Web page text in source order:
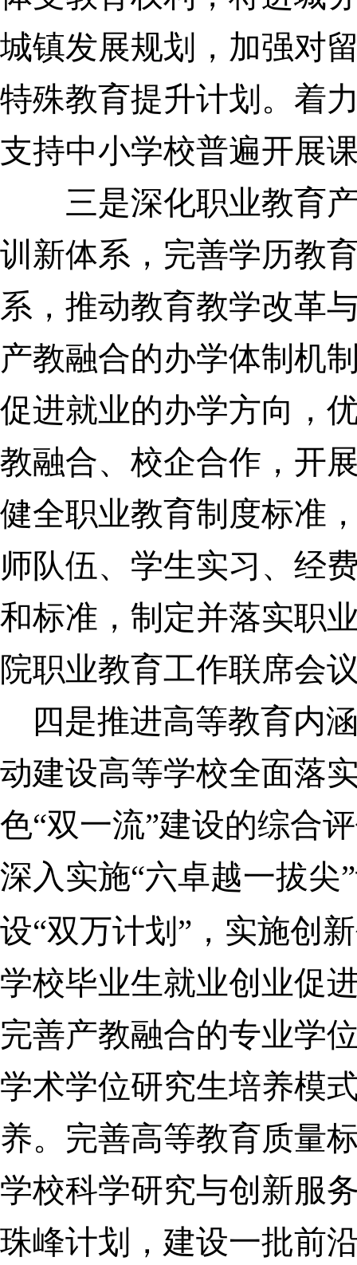
城镇发展规划，加强对
特殊教育提升计划。着
支持中小学校普遍开展
三是深化职业教育产
训新体系，完善学历教
系，推动教育教学改革
产教融合的办学体制机
促进就业的办学方向，
教融合、校企合作，开
健全职业教育制度标准
师队伍、学生实习、经
和标准，制定并落实职
院职业教育工作联席会
四是推进高等教育内
动建设高等学校全面落
色“双一流”建设的综合
深入实施“六卓越一拔尖
设“双万计划”，实施创
学校毕业生就业创业促
完善产教融合的专业学
学术学位研究生培养模
养。 完善高等教育质量
学校科学研究与创新服
珠峰计划，建设一批前